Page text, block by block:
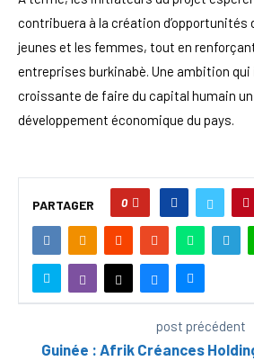
contribuera à la création d’opportunités
jeunes et les femmes, tout en
entreprises burkinabè. Une ambition
croissante de faire du capital humain
développement économique du pays.
PARTAGER 0
post précédent
Guinée : Afrik Créances